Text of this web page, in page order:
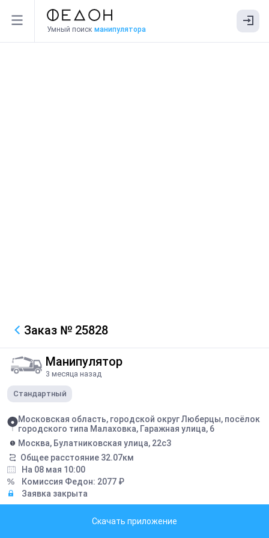
Умный поиск манипулятора
Заказ № 25828
Манипулятор
3 месяца назад
Стандартный
Московская область, городской округ Люберцы, посёлок
городского типа Малаховка, Гаражная улица, 6
Москва, Булатниковская улица, 22с3
Общее расстояние 32.07км
На 08 мая 10:00
Комиссия Федон: 2077 ₽
Заявка закрыта
Грузоподъемность борта:5 тонн
Скачать приложение